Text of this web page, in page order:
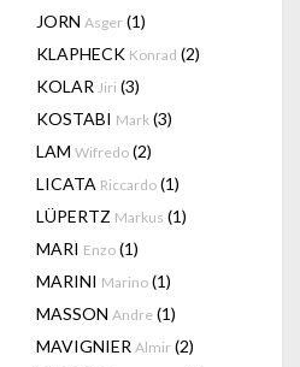
JORN Asger (1)
KLAPHECK Konrad (2)
KOLAR Jiri (3)
KOSTABI Mark (3)
LAM Wifredo (2)
LICATA Riccardo (1)
LÜPERTZ Markus (1)
MARI Enzo (1)
MARINI Marino (1)
MASSON Andre (1)
MAVIGNIER Almir (2)